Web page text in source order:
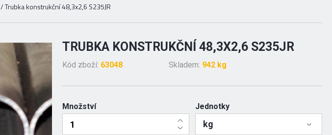
/Trubka konstrukční 48,3x2,6 S235JR
TRUBKA KONSTRUKČNÍ 48,3X2,6 S235JR
Kód zboží: 63048 Skladem: 942 kg
Množství Jednotky
kg